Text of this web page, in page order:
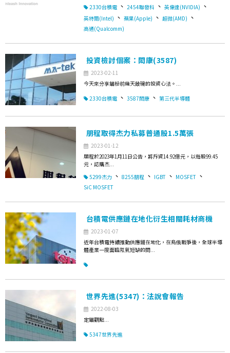
2330台積電 、 2454聯發科 、 英偉達(NVIDIA) 、
英特爾(Intel) 、 蘋果(Apple) 、 超微(AMD) 、
高通(Qualcomm)
投資檢討個案：閎康(3587)
2023-02-11
今天來分享錨粉前幾天敲碗的投資心法。...
2330台積電 、 3587閎康 、 第三代半導體
朋程取得杰力私募普通股1.5萬張
2023-01-12
朋程於2023年1月11日公告，將斥資14.92億元，以每股99.45
元，認購杰...
5299杰力 、 8255朋程 、 IGBT 、 MOSFET 、
SiC MOSFET
台積電供應鏈在地化衍生相關耗材商機
2023-01-07
近年台積電持續推動供應鏈在地化，在烏俄戰爭後，全球半導
體產業一度面臨氖氣短缺的問...
世界先進(5347)：法說會報告
2022-08-03
定錨觀點...
5347世界先進